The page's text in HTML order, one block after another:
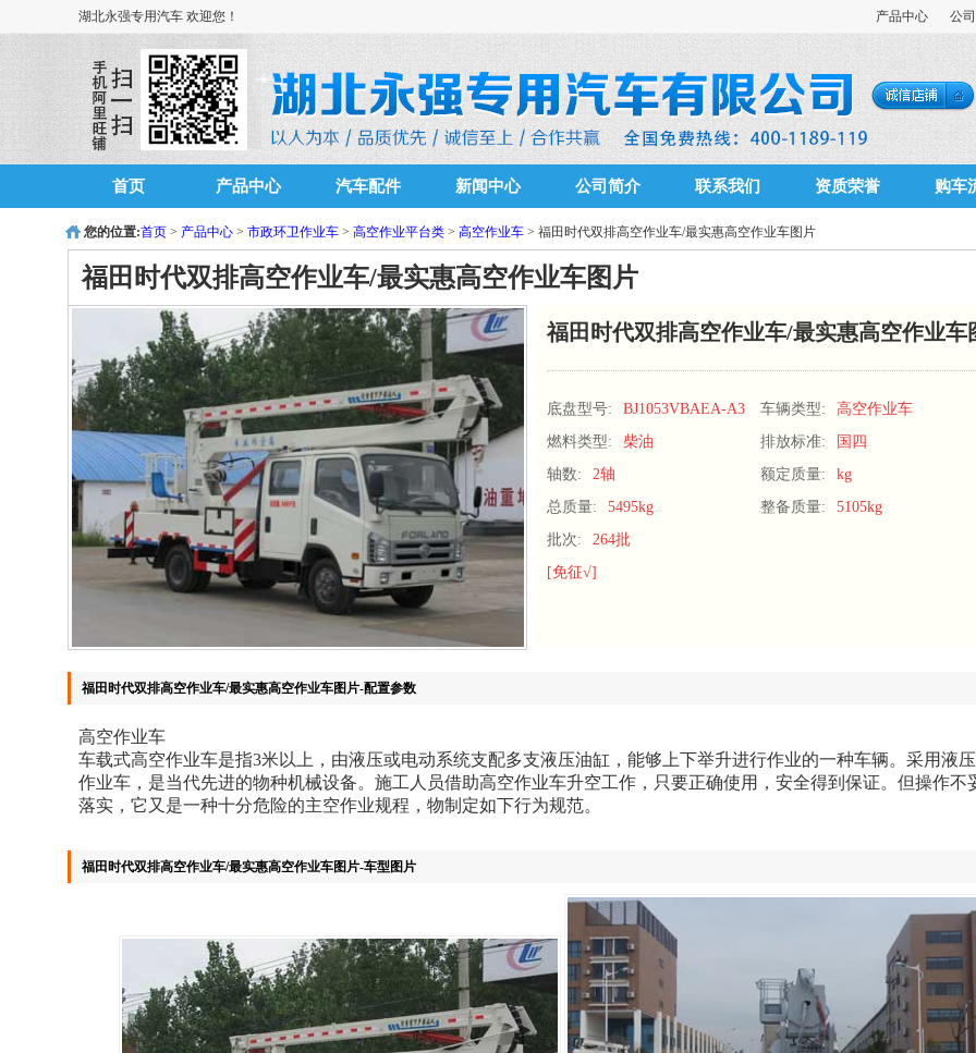
湖北永强专用汽车 欢迎您！ 产品中心 公
首页 产品中心 汽车配件 新闻中心 公司简介 联系我们 资质荣誉 购车
您的位置:首页> 产品中心> 市政环卫作业车> 高空作业平台类> 高空作业车> 福田时代双排高空作业车/最实惠高空作业车图片
福田时代双排高空作业车/最实惠高空作业车图片
福田时代双排高空作业车/最实惠高空作业车
底盘型号: BJ1053VBAEA-A3 车辆类型:
高空作业车
燃料类型:
柴油 排放标准:
国四
轴数:
2轴 额定质量:
kg
总质量:
5495kg 整备质量:
5105kg
批次:
264批
[免征√]
福田时代双排高空作业车/最实惠高空作业车图片-配置参数
高空作业车
车载式高空作业车是指3米以上，由液压或电动系统支配多支液压油缸，能够上下举升进行作业的一种车辆。采用液
作业车，是当代先进的物种机械设备。施工人员借助高空作业车升空工作，只要正确使用，安全得到保证。但操作不
落实，它又是一种十分危险的主空作业规程，物制定如下行为规范。
福田时代双排高空作业车/最实惠高空作业车图片-车型图片